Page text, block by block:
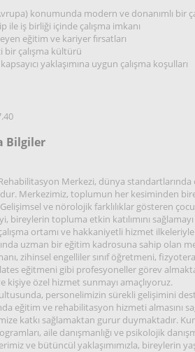
konumunda modern ve donanımlı bir
ile iş birliği içinde çalışma imkanı
eğitim ve kariyer fırsatları
çalışma kültürü
yaklaşımına uygun çalışma koşulları
Bilgiler
Merkezi, dünya
Merkezimiz, toplumun her kesiminden
ve nörolojik farklılıklar gösteren
bireylerin topluma etkin katılımını
ortamı ve hakkaniyetli hizmet
uzman bir eğitim kadrosuna sahip olan
zihinsel engelliler sınıf öğretmeni,
eğitmeni gibi profesyoneller görev
kişiye özel hizmet sunmayı amaçlıyoruz.
personelimizin sürekli gelişimini
eğitim ve rehabilitasyon hizmeti almasını
katkı sağlamaktan gurur duymaktadır.
aile danışmanlığı ve psikolojik
ve bütüncül yaklaşımımızla, bireylerin